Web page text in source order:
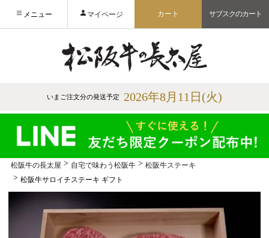
メニュー マイページ カート サブスクのカート
いまご注文分の発送予定 2026年8月11日(火)
松阪牛の長太屋 自宅で味わう松阪牛
松阪牛ステーキ
松阪牛サロイチステーキ ギフト